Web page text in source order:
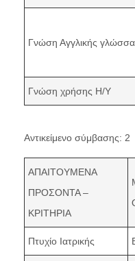
Γνώση Αγγλικής
Γνώση χρήσης Η/Υ
Αντικείμενο σύμβασης: 2
ΑΠΑΙΤΟΥΜΕΝΑ
ΠΡΟΣΟΝΤΑ –
ΚΡΙΤΗΡΙΑ
Πτυχίο Ιατρικής